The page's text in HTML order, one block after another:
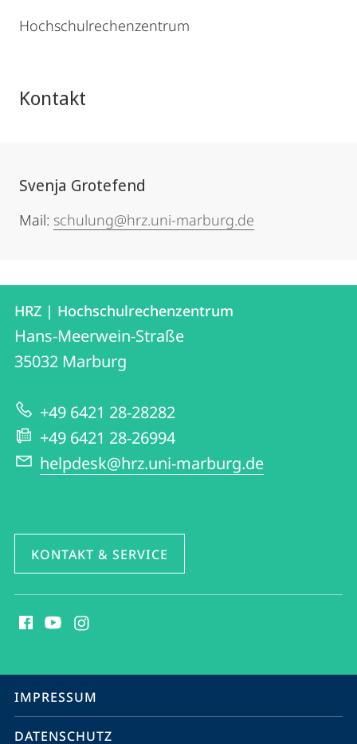
Hochschulrechenzentrum
Kontakt
Svenja Grotefend
Mail: schulung@hrz.uni-marburg.de
Kontakt
und
Informationen
zur
Website
Kontaktinformationen
HRZ
|
Hochschulrechenzentrum
HRZ | Hochschulrechenzentrum
Hans-Meerwein-Straße
35032 Marburg
+49 6421 28-28282
+49 6421 28-26994
helpdesk@hrz.uni-marburg.de
KONTAKT & SERVICE
Media
Service-
Navigation
IMPRESSUM
DATENSCHUTZ